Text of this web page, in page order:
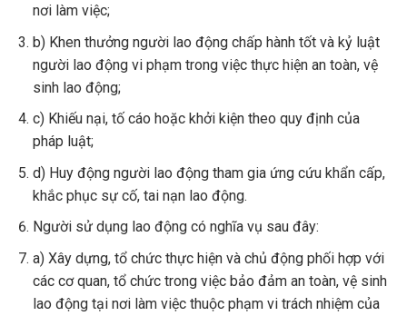
nơi làm việc;
b) Khen thưởng người lao động chấp hành tốt và kỷ luật
người lao động vi phạm trong việc thực hiện an toàn, vệ
sinh lao động;
c) Khiếu nại, tố cáo hoặc khởi kiện theo quy định của
pháp luật;
d) Huy động người lao động tham gia ứng cứu khẩn cấp,
khắc phục sự cố, tai nạn lao động.
Người sử dụng lao động có nghĩa vụ sau đây:
a) Xây dựng, tổ chức thực hiện và chủ động phối hợp với
các cơ quan, tổ chức trong việc bảo đảm an toàn, vệ sinh
lao động tại nơi làm việc thuộc phạm vi trách nhiệm của